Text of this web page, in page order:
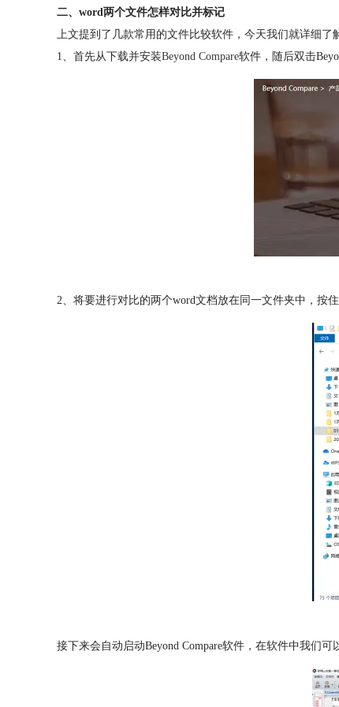
二、word两个文件怎样对比并标记
上文提到了几款常用的文件比较软件，今天我们就详细了
1、首先从下载并安装Beyond Compare软件，随后双击
2、将要进行对比的两个word文档放在同一文件夹中，按
接下来会自动启动Beyond Compare软件，在软件中我们